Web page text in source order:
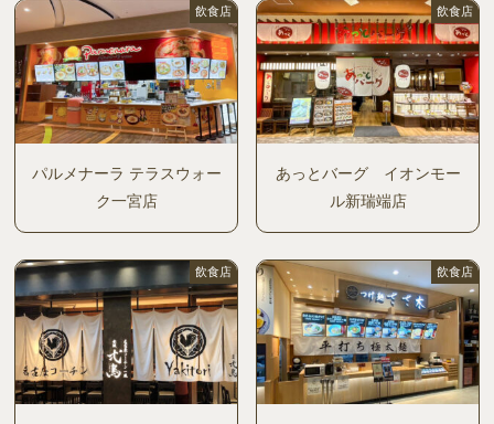
飲食店
パルメナーラ テラスウォー
ク一宮店
飲食店
あっとバーグ イオンモー
ル新瑞端店
飲食店 飲食店